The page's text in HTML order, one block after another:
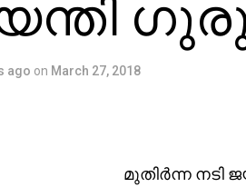
ago on March 27, 2018
മുതിര്‍ന്ന നടി